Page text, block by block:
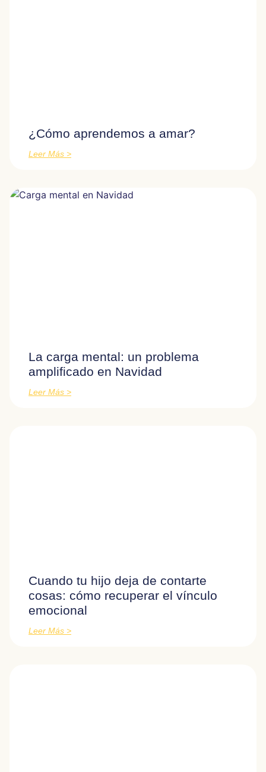
¿Cómo aprendemos a amar?
Leer Más >
La carga mental: un problema
amplificado en Navidad
Leer Más >
Cuando tu hijo deja de contarte
cosas: cómo recuperar el vínculo
emocional
Leer Más >